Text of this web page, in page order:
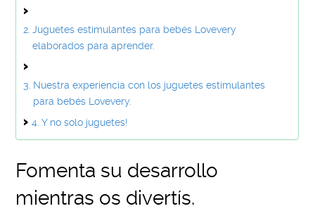
Juguetes estimulantes para bebés Lovevery
elaborados para aprender.
Nuestra experiencia con los juguetes estimulantes
para bebés Lovevery.
Y no solo juguetes!
Fomenta su desarrollo
mientras os divertís.